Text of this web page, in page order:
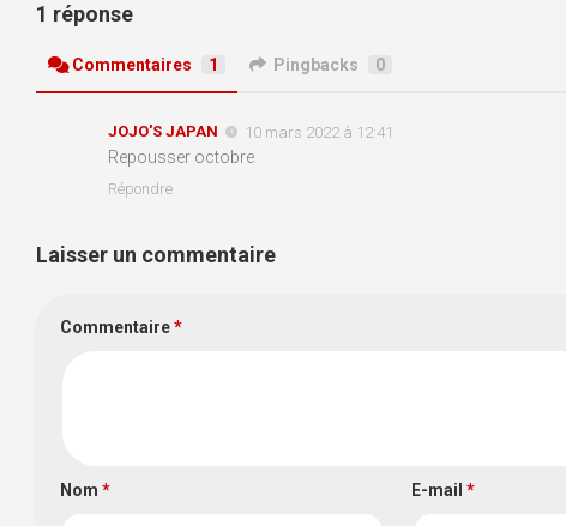
1 réponse
Commentaires 1 Pingbacks 0
JOJO'S JAPAN 10 mars 2022 à 12:41
Repousser octobre
Répondre
Laisser un commentaire
Commentaire*
Nom * E-mail*